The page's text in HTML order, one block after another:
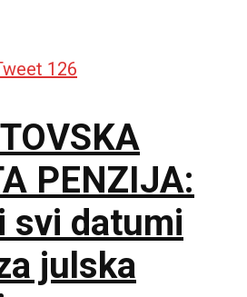
126
PENZIJA:
svi datumi
julska